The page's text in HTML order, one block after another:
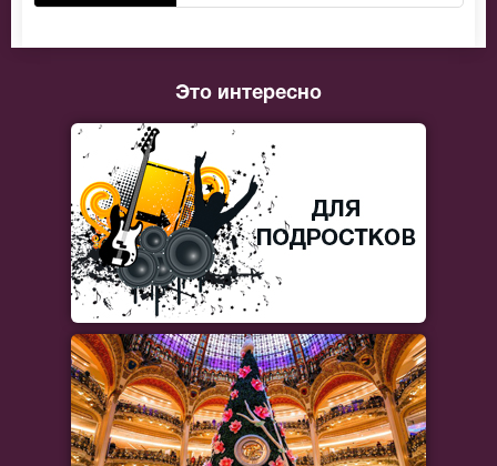
Это интересно